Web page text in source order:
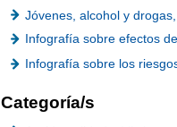
Jóvenes, alcohol y
Infografía sobre efectos
Infografía sobre los
Categoría/s